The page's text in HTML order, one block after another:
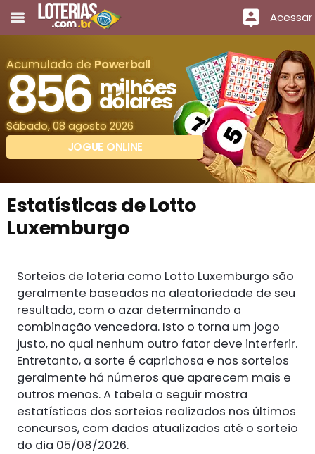
Acessar
Acumulado de Powerball
856 milhões
dólares
Sábado, 08 agosto 2026
JOGUE ONLINE
Estatísticas de Lotto
Luxemburgo
Sorteios de loteria como Lotto Luxemburgo são
geralmente baseados na aleatoriedade de seu
resultado, com o azar determinando a
combinação vencedora. Isto o torna um jogo
justo, no qual nenhum outro fator deve interferir.
Entretanto, a sorte é caprichosa e nos sorteios
geralmente há números que aparecem mais e
outros menos. A tabela a seguir mostra
estatísticas dos sorteios realizados nos últimos
concursos, com dados atualizados até o sorteio
do dia 05/08/2026.